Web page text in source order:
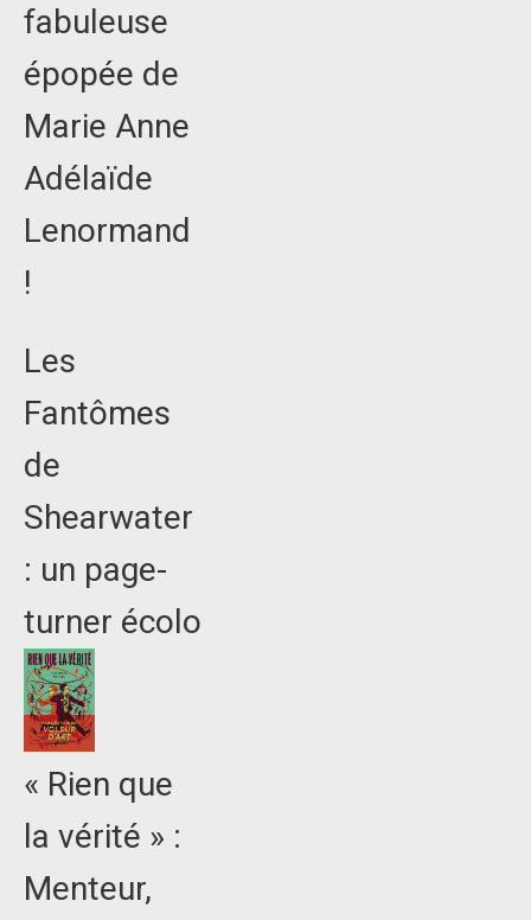
fabuleuse
épopée de
Marie Anne
Adélaïde
Lenormand
!
Les
Fantômes
de
Shearwater
: un page-
turner écolo
« Rien que
la vérité » :
Menteur,